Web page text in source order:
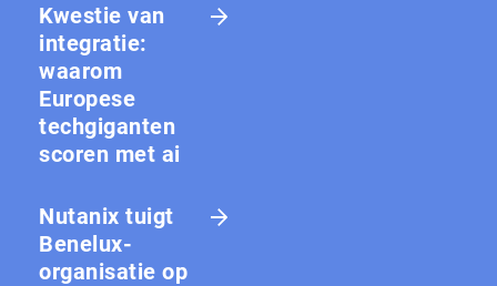
Kwestie van
integratie:
waarom
Europese
techgiganten
scoren met ai
Nutanix tuigt
Benelux-
organisatie op